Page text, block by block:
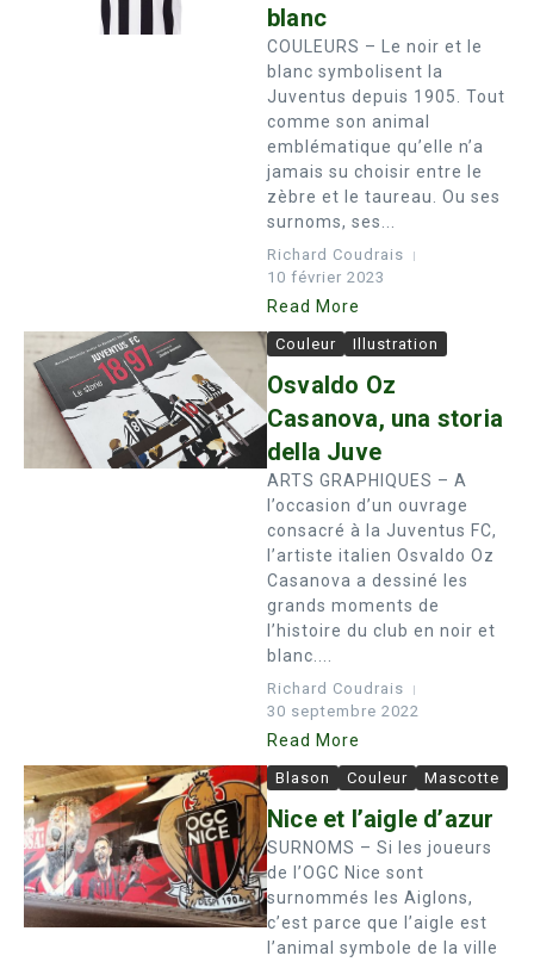
blanc
COULEURS – Le noir et le
blanc symbolisent la
Juventus depuis 1905. Tout
comme son animal
emblématique qu’elle n’a
jamais su choisir entre le
zèbre et le taureau. Ou ses
surnoms, ses...
Richard Coudrais
10 février 2023
Read More
Couleur Illustration
Osvaldo Oz
Casanova, una storia
della Juve
ARTS GRAPHIQUES – A
l’occasion d’un ouvrage
consacré à la Juventus FC,
l’artiste italien Osvaldo Oz
Casanova a dessiné les
grands moments de
l’histoire du club en noir et
blanc....
Richard Coudrais
30 septembre 2022
Read More
Blason Couleur Mascotte
Nice et l’aigle d’azur
SURNOMS – Si les joueurs
de l’OGC Nice sont
surnommés les Aiglons,
c’est parce que l’aigle est
l’animal symbole de la ville